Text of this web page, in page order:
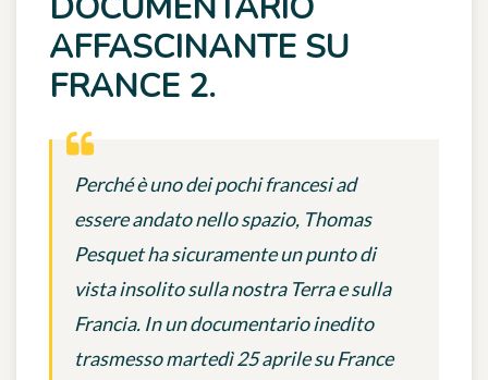
AFFASCINANTE SU
FRANCE 2.
Perché è uno dei pochi francesi ad
essere andato nello spazio, Thomas
Pesquet ha sicuramente un punto di
vista insolito sulla nostra Terra e sulla
Francia. In un documentario inedito
trasmesso martedì 25 aprile su France